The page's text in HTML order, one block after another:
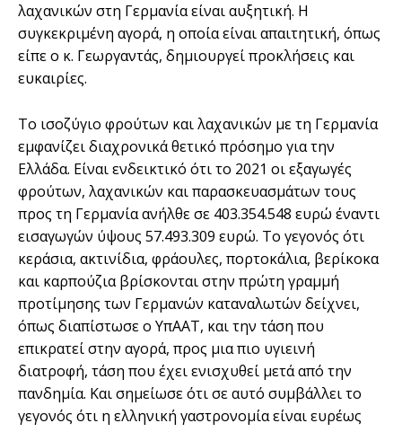
λαχανικών στη Γερμανία είναι αυξητική. Η
συγκεκριμένη αγορά, η οποία είναι απαιτητική, όπως
είπε ο κ. Γεωργαντάς, δημιουργεί προκλήσεις και
ευκαιρίες.
Το ισοζύγιο φρούτων και λαχανικών με τη Γερμανία
εμφανίζει διαχρονικά θετικό πρόσημο για την
Ελλάδα. Είναι ενδεικτικό ότι το 2021 οι εξαγωγές
φρούτων, λαχανικών και παρασκευασμάτων τους
προς τη Γερμανία ανήλθε σε 403.354.548 ευρώ έναντι
εισαγωγών ύψους 57.493.309 ευρώ. Το γεγονός ότι
κεράσια, ακτινίδια, φράουλες, πορτοκάλια, βερίκοκα
και καρπούζια βρίσκονται στην πρώτη γραμμή
προτίμησης των Γερμανών καταναλωτών δείχνει,
όπως διαπίστωσε ο ΥπΑΑΤ, και την τάση που
επικρατεί στην αγορά, προς μια πιο υγιεινή
διατροφή, τάση που έχει ενισχυθεί μετά από την
πανδημία. Και σημείωσε ότι σε αυτό συμβάλλει το
γεγονός ότι η ελληνική γαστρονομία είναι ευρέως